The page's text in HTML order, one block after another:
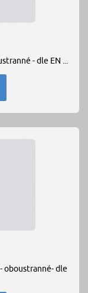
- dle EN ...
oboustranné- dle